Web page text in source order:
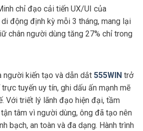
chỉ đạo cải tiến UX/UI của
động định kỳ mỗi 3 tháng, mang lại
chân người dùng tăng 27% chỉ trong
người kiến tạo và dẫn dắt 555WIN trở
tuyến uy tín, ghi dấu ấn mạnh mẽ
Với triết lý lãnh đạo hiện đại, tầm
tâm vì người dùng, ông đã tạo nên
bạch, an toàn và đa dạng. Hành trình